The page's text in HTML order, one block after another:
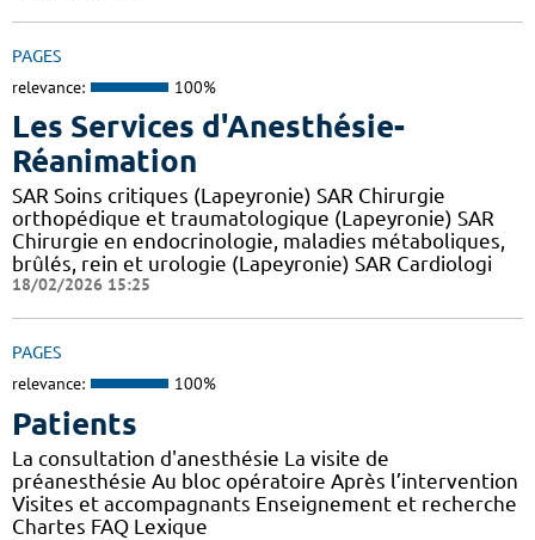
PAGES
relevance: 100%
Les Services d'Anesthésie-
Réanimation
SAR Soins critiques (Lapeyronie) SAR Chirurgie
orthopédique et traumatologique (Lapeyronie) SAR
Chirurgie en endocrinologie, maladies métaboliques,
brûlés, rein et urologie (Lapeyronie) SAR Cardiologi
18/02/2026 15:25
PAGES
relevance: 100%
Patients
La consultation d'anesthésie La visite de
préanesthésie Au bloc opératoire Après l’intervention
Visites et accompagnants Enseignement et recherche
Chartes FAQ Lexique